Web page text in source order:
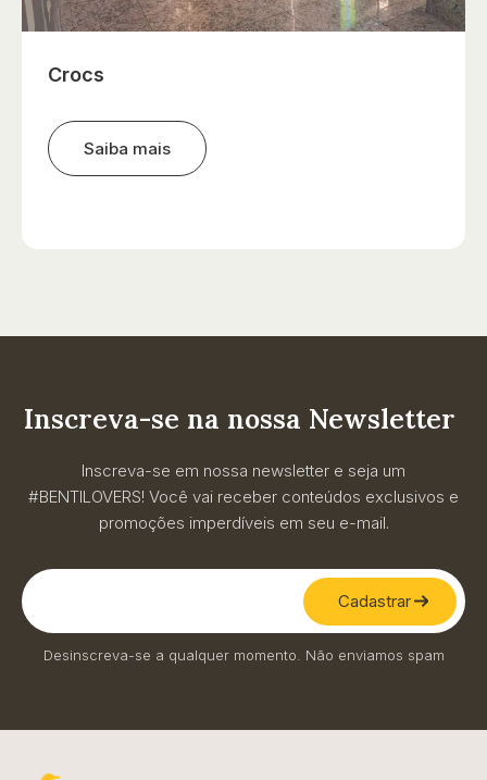
Crocs
Saiba mais
Inscreva-se na nossa Newsletter
Inscreva-se em nossa newsletter e seja um
#BENTILOVERS! Você vai receber conteúdos exclusivos e
promoções imperdíveis em seu e-mail.
Cadastrar
Desinscreva-se a qualquer momento. Não enviamos spam